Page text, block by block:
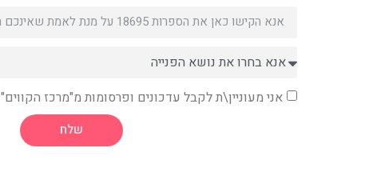
אני מעוניין\ת לקבל עדכונים ופרסומות מ"מרכז הקווים"
שלח